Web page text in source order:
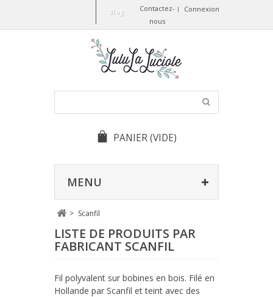
Connexion
Contactez-
nous
Blog
PANIER(VIDE)
MENU
> Scanfil
LISTE DE PRODUITS PAR
FABRICANT SCANFIL
Fil polyvalent sur bobines en bois. Filé en
Hollande par Scanfil et teint avec des